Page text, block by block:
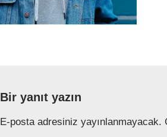
Bir yanıt yazın
E-posta adresiniz yayınlanmayacak.